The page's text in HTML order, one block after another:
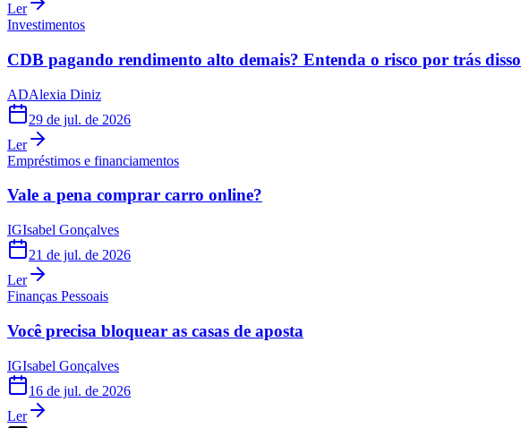
Ler
Investimentos
CDB pagando rendimento alto demais? Entenda o risco por trás disso
ADAlexia Diniz
29 de jul. de 2026
Ler
Empréstimos e financiamentos
Vale a pena comprar carro online?
IGIsabel Gonçalves
21 de jul. de 2026
Ler
Finanças Pessoais
Você precisa bloquear as casas de aposta
IGIsabel Gonçalves
16 de jul. de 2026
Ler